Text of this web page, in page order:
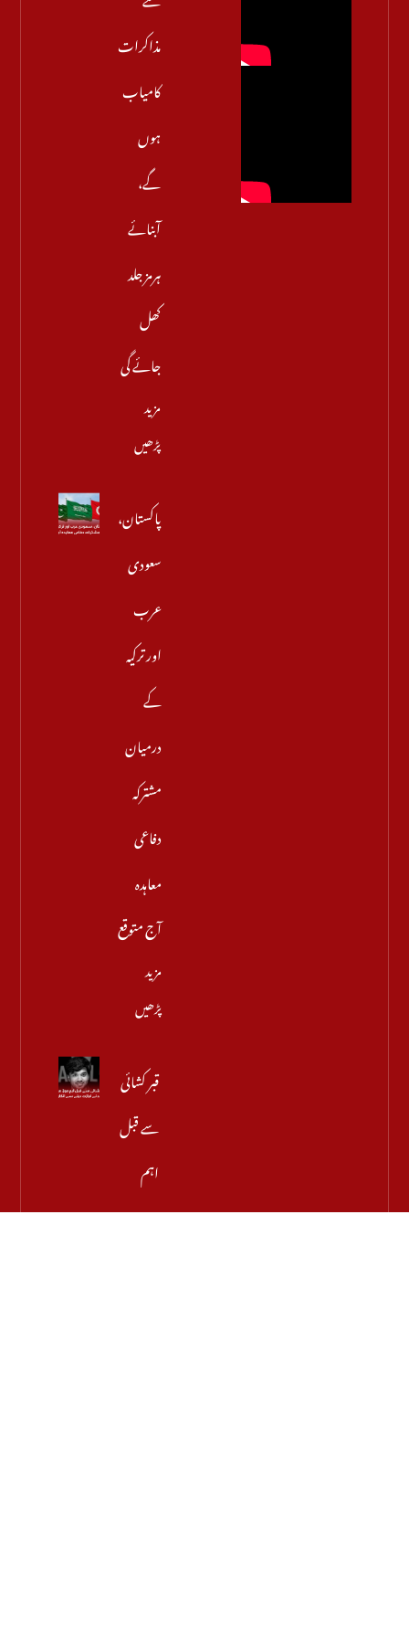
مذاکرات
کامیاب
ہوں
گے،
آبنائے
ہرمز جلد
کھل
جائے گی
مزید
پڑھیں
پاکستان،
سعودی
عرب
اور ترکیہ
کے
درمیان
مشترکہ
دفاعی
معاہدہ
آج متوقع
مزید
پڑھیں
قبر کشائی
سے قبل
اہم
موڑ، میر